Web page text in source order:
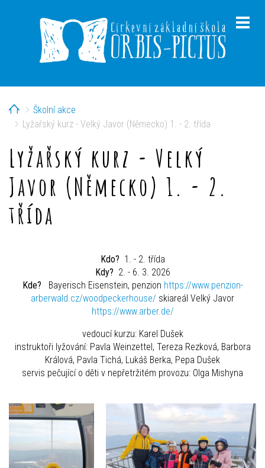
HomeŠkolní akce
Lyžařský kurz - Velký Javor (Německo) 1. - 2. třída
Lyžařský kurz - Velký
Javor (Německo) 1. - 2.
třída
Kdo? 1. - 2. třída
Kdy? 2. - 6. 3. 2026
Kde? Bayerisch Eisenstein, penzion https://www.penzion-
arberwald.cz/woodpeckerhouse/ skiareál Velký Javor
https://www.arber.de/
vedoucí kurzu: Karel Dušek
instruktoři lyžování: Pavla Weinzettel, Tereza Rezková, Barbora
Králová, Pavla Tichá, Lukáš Berka, Pepa Dušek
servis pečující o děti v nepřetržitém provozu: Olga Mishyna